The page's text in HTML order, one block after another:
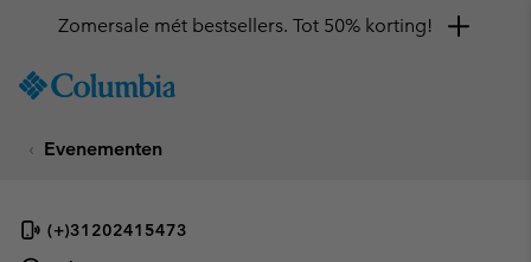
TO
SKIP
NAV
Zomersale mét bestsellers. Tot 50% korting!
Evenementen
(+)31202415473